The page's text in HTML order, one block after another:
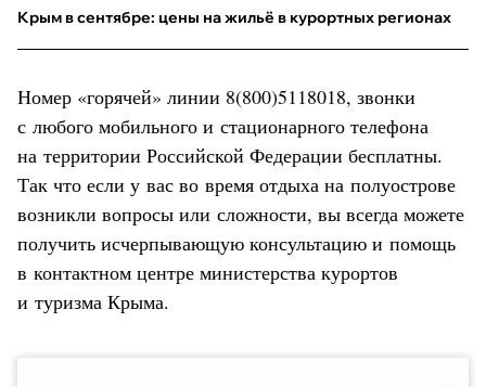
Крым в сентябре: цены на жильё в курортных регионах
Номер «горячей» линии 8(800)5118018, звонки
с любого мобильного и стационарного телефона
на территории Российской Федерации бесплатны.
Так что если у вас во время отдыха на полуострове
возникли вопросы или сложности, вы всегда можете
получить исчерпывающую консультацию и помощь
в контактном центре министерства курортов
и туризма Крыма.